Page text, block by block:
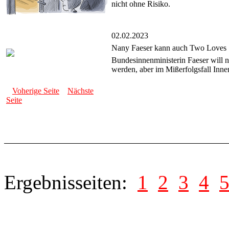
nicht ohne Risiko.
02.02.2023
Nany Faeser kann auch Two Loves
Bundesinnenministerin Faeser will
werden, aber im Mißerfolgsfall
Voherige Seite
Nächste
Seite
Ergebnisseiten: 1 2 3 4 5